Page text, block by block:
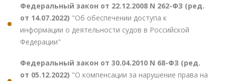
Федеральный закон от 22.12.2008 N 262-ФЗ (ред.
от 14.07.2022) "Об обеспечении доступа к
информации о деятельности судов в Российской
Федерации"
Федеральный закон от 30.04.2010 N 68-ФЗ (ред.
от 05.12.2022) "О компенсации за нарушение права на